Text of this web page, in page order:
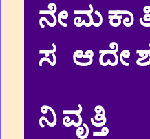
ಸ
ನಿವೃತ್ತಿ